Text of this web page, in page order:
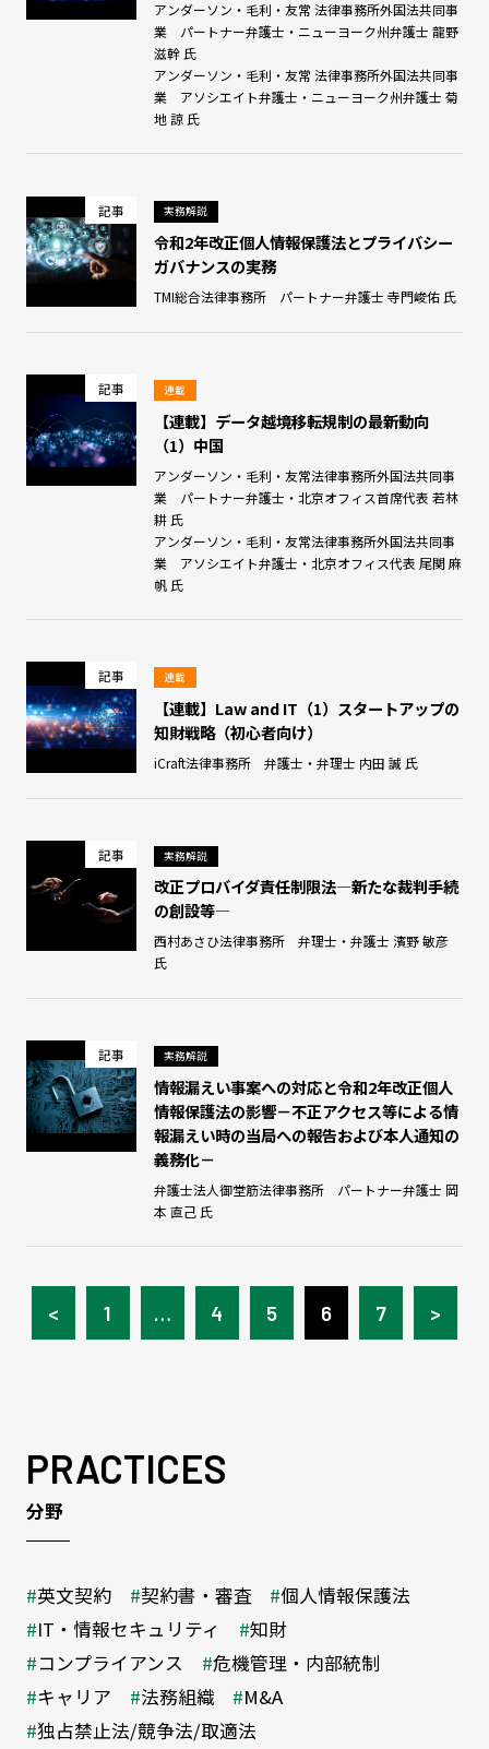
アンダーソン・毛利・友常 法律事務所外国法共同事
業 パートナー弁護士・ニューヨーク州弁護士 龍野
滋幹 氏
アンダーソン・毛利・友常 法律事務所外国法共同事
業 アソシエイト弁護士・ニューヨーク州弁護士 菊
地 諒 氏
記事 実務解説
令和2年改正個人情報保護法とプライバシー
ガバナンスの実務
TMI総合法律事務所 パートナー弁護士 寺門峻佑 氏
記事 連載
【連載】データ越境移転規制の最新動向
（1）中国
アンダーソン・毛利・友常法律事務所外国法共同事
業 パートナー弁護士・北京オフィス首席代表 若林
耕 氏
アンダーソン・毛利・友常法律事務所外国法共同事
業 アソシエイト弁護士・北京オフィス代表 尾関 麻
帆 氏
記事 連載
【連載】Law and IT（1）スタートアップの
知財戦略（初⼼者向け）
iCraft法律事務所 弁護士・弁理士 内田 誠 氏
記事 実務解説
改正プロバイダ責任制限法―新たな裁判手続
の創設等―
西村あさひ法律事務所 弁理士・弁護士 濱野 敏彦
氏
記事 実務解説
情報漏えい事案への対応と令和2年改正個人
情報保護法の影響－不正アクセス等による情
報漏えい時の当局への報告および本人通知の
義務化－
弁護士法人御堂筋法律事務所 パートナー弁護士 岡
本 直己 氏
< 1 … 4 5 6 7 >
PRACTICES
分野
英文契約 契約書・審査
個人情報保護法
IT・情報セキュリティ
知財
コンプライアンス
危機管理・内部統制
キャリア
法務組織
M&A
独占禁止法/競争法/取適法